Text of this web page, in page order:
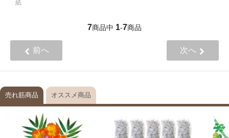
紙
7商品中 1-7商品
前へ 次へ
売れ筋商品 オススメ商品